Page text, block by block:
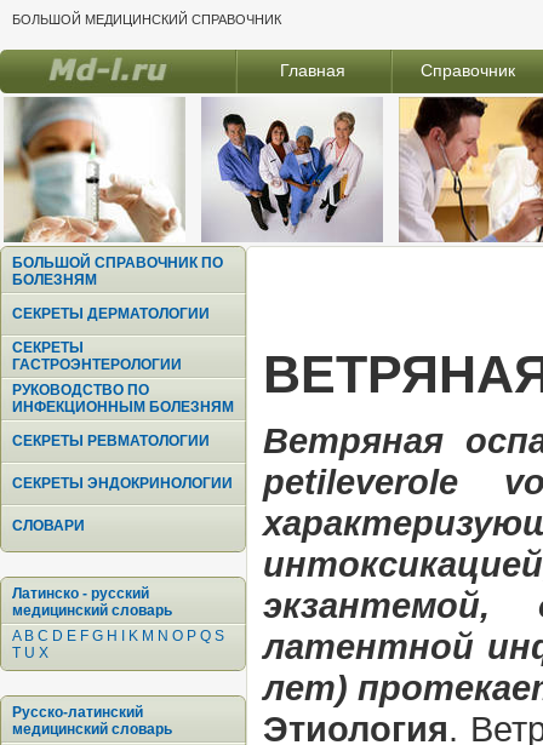
БОЛЬШОЙ МЕДИЦИНСКИЙ СПРАВОЧНИК
Главная Справочник
БОЛЬШОЙ СПРАВОЧНИК ПО
БОЛЕЗНЯМ
СЕКРЕТЫ ДЕРМАТОЛОГИИ
СЕКРЕТЫ
ГАСТРОЭНТЕРОЛОГИИ
РУКОВОДСТВО ПО
ИНФЕКЦИОННЫМ БОЛЕЗНЯМ
СЕКРЕТЫ РЕВМАТОЛОГИИ
СЕКРЕТЫ ЭНДОКРИНОЛОГИИ
СЛОВАРИ
Латинско - русский
медицинский словарь
A B C D E F G H K M N O P Q S
T U X
Русско-латинский
медицинский словарь
Ветряная
petileverole
латентной
лет)
Этиология.